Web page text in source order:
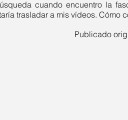
trasladar a mis vídeos. Cómo
Publicado